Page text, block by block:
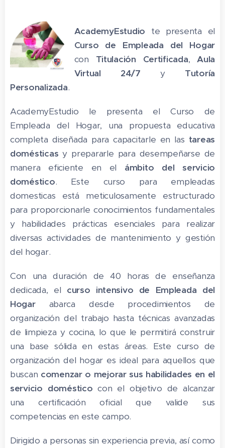
AcademyEstudio te presenta el
Curso de Empleada del Hogar
con Titulación Certificada,
Aula
Virtual 24/7 yTutoría
Personalizada.
AcademyEstudio le presenta el Curso de
Empleada del Hogar, una propuesta educativa
completa diseñada para capacitarle en las tareas
domésticas y prepararle para desempeñarse de
manera eficiente en el ámbito del servicio
doméstico. Este curso para empleadas
domesticas está meticulosamente estructurado
para proporcionarle conocimientos fundamentales
y habilidades prácticas esenciales para realizar
diversas actividades de mantenimiento y gestión
del hogar.
Con una duración de 40 horas de enseñanza
dedicada, el curso intensivo de Empleada del
Hogarabarca desde procedimientos de
organización del trabajo hasta técnicas avanzadas
de limpieza y cocina, lo que le permitirá construir
una base sólida en estas áreas. Este curso de
organización del hogar es ideal para aquellos que
buscan comenzar o mejorar sus habilidades en el
servicio doméstico con el objetivo de alcanzar
una certificación oficial que valide sus
competencias en este campo.
Dirigido a personas sin experiencia previa, así como